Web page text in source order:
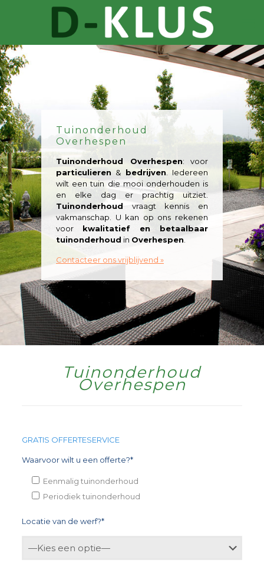
Tuinonderhoud
Overhespen
Tuinonderhoud Overhespen: voor
particulieren & bedrijven. Iedereen
wilt een tuin die mooi onderhouden is
en elke dag er prachtig uitziet.
Tuinonderhoudvraagt kennis en
vakmanschap. U kan op ons rekenen
voor kwalitatief en betaalbaar
tuinonderhoud in Overhespen
Contacteer ons vrijblijvend »
Tuinonderhoud
Overhespen
GRATIS OFFERTESERVICE
Waarvoor wilt u een offerte?*
Eenmalig tuinonderhoud
Periodiek tuinonderhoud
Locatie van de werf?*